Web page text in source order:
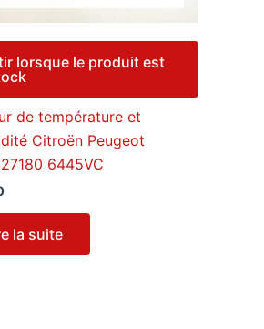
lorsque le produit est
de température et
Citroën Peugeot
6445VC
la suite